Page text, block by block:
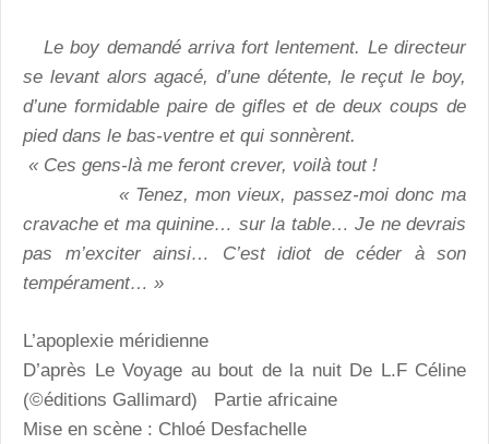
Le boy demandé arriva fort lentement. Le directeur
se levant alors agacé, d’une détente, le reçut le boy,
d’une formidable paire de gifles et de deux coups de
pied dans le bas-ventre et qui sonnèrent.
« Ces gens-là me feront crever, voilà tout !
« Tenez, mon vieux, passez-moi donc ma
cravache et ma quinine… sur la table… Je ne devrais
pas m’exciter ainsi… C’est idiot de céder à son
tempérament… »
L’apoplexie méridienne
D’après Le Voyage au bout de la nuit De L.F Céline
(©éditions Gallimard) Partie africaine
Mise en scène : Chloé Desfachelle